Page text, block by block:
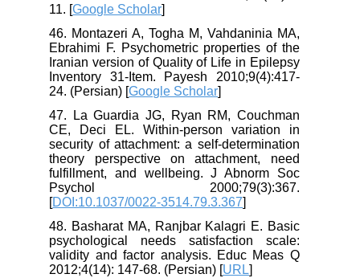
11. [Google Scholar
46. Montazeri A, Togha M, Vahdaninia MA,
Ebrahimi F. Psychometric properties of the
Iranian version of Quality of Life in Epilepsy
Inventory 31-Item. Payesh 2010;9(4):417-
24. (Persian) [Google Scholar
47. La Guardia JG, Ryan RM, Couchman
CE, Deci EL. Within-person variation in
security of attachment: a self-determination
theory perspective on attachment, need
fulfillment, and wellbeing. J Abnorm Soc
Psychol 2000;79(3):367.
[DOI:10.1037/0022-3514.79.3.367
48. Basharat MA, Ranjbar Kalagri E. Basic
psychological needs satisfaction scale:
validity and factor analysis. Educ Meas Q
2012;4(14): 147-68. (Persian) [URL